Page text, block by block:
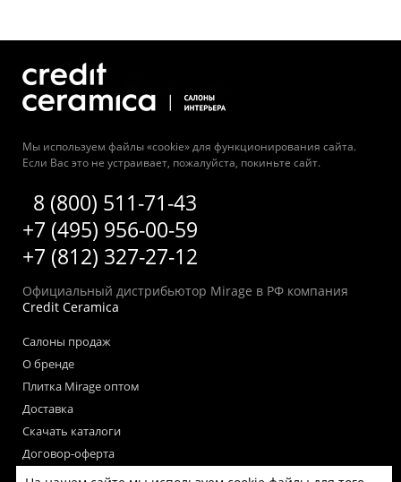
Мы используем файлы «cookie» для функционирования сайта.
Если Вас это не устраивает, пожалуйста, покиньте сайт.
8 (800) 511-71-43
+7 (495) 956-00-59
+7 (812) 327-27-12
Официальный дистрибьютор Mirage в РФ компания
Credit Ceramica
Салоны продаж
О бренде
Плитка Mirage оптом
Доставка
Скачать каталоги
Договор-оферта
Пользовательское соглашение